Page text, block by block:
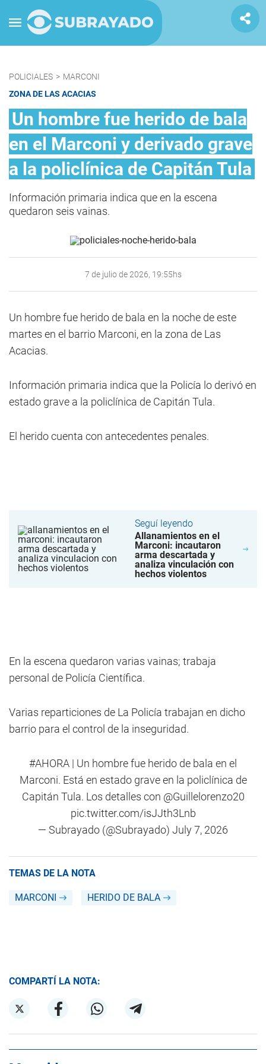
POLICIALES > MARCONI
ZONA DE LAS ACACIAS
Un hombre fue herido de bala
en el Marconi y derivado grave
a la policlínica de Capitán Tula
Información primaria indica que en la escena
quedaron seis vainas.
7 de julio de 2026, 19:55hs
Un hombre fue herido de bala en la noche de este
martes en el barrio Marconi, en la zona de Las
Acacias.
Información primaria indica que la Policía lo derivó en
estado grave a la policlínica de Capitán Tula.
El herido cuenta con antecedentes penales.
Seguí leyendo
Allanamientos en el
Marconi: incautaron
arma descartada y
analiza vinculación con
hechos violentos
En la escena quedaron varias vainas; trabaja
personal de Policía Científica.
Varias reparticiones de La Policía trabajan en dicho
barrio para el control de la inseguridad.
#AHORA | Un hombre fue herido de bala en el
Marconi. Está en estado grave en la policlínica de
Capitán Tula. Los detalles con @Guillelorenzo20
pic.twitter.com/isJJth3Lnb
— Subrayado (@Subrayado) July 7, 2026
TEMAS DE LA NOTA
MARCONI HERIDO DE BALA
COMPARTÍ LA NOTA: